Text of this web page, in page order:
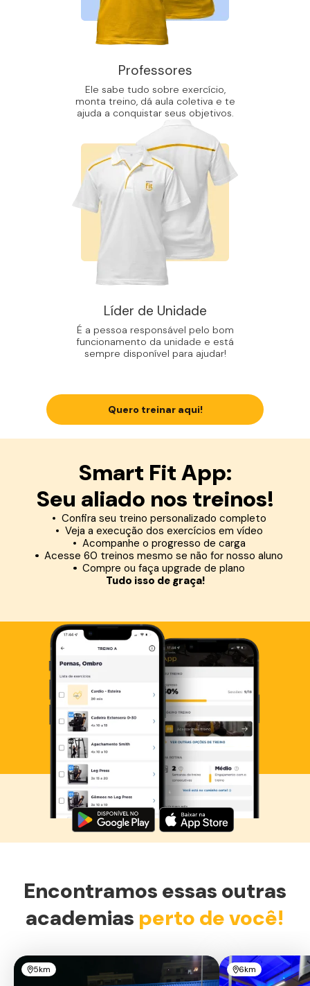
Professores
Ele sabe tudo sobre exercício,
monta treino, dá aula coletiva e te
ajuda a conquistar seus objetivos.
Líder de Unidade
É a pessoa responsável pelo bom
funcionamento da unidade e está
sempre disponível para ajudar!
Quero treinar aqui!
Smart Fit App:
Seu aliado nos treinos!
Confira seu treino personalizado completo
Veja a execução dos exercícios em vídeo
Acompanhe o progresso de carga
Acesse 60 treinos mesmo se não for nosso aluno
Compre ou faça upgrade de plano
Tudo isso de graça!
Baixe agora o Smart Fit App
Encontramos essas outras
academias perto de você!
5km 6km